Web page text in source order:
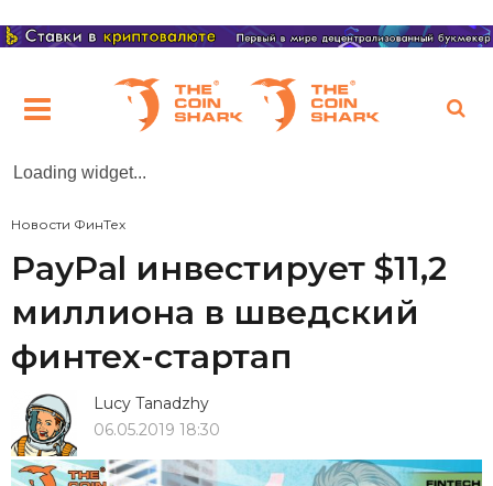
Loading widget...
Новости ФинТех
PayPal инвестирует $11,2
миллиона в шведский
финтех-стартап
Lucy Tanadzhy
06.05.2019 18:30